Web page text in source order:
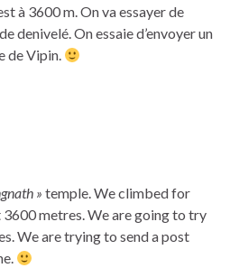
à 3600 m. On va essayer de
denivelé. On essaie d’envoyer un
de Vipin.
» temple. We climbed for
3600 metres. We are going to try
We are trying to send a post